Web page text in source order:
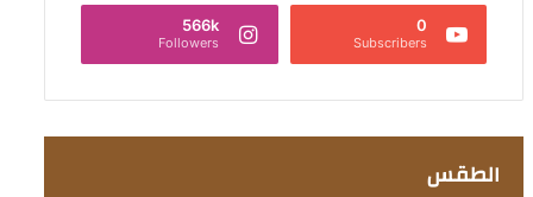
0
Subscribers
566k
Followers
الطقس